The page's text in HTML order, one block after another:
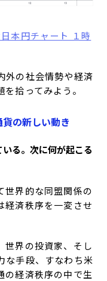
本円チャート １時
外の社会情勢や経済
拾ってみよう。
の新しい動き
る。次に何が起こる
世界的な同盟関係の
経済秩序を一変させ
世界の投資家、そし
な手段、すなわち米
の経済秩序の中で生